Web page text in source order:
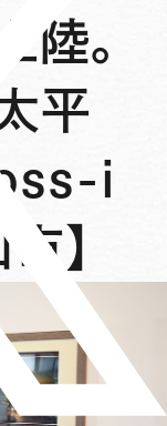
陸。
平
i
】